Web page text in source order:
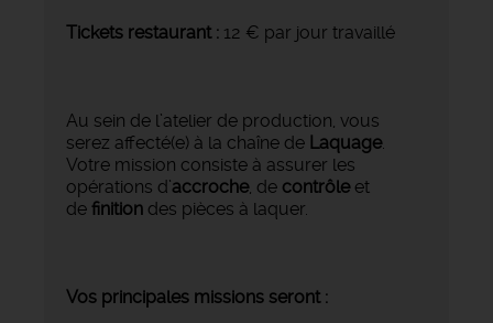
Tickets restaurant : 12 € par jour travaillé
Au sein de l’atelier de production, vous
serez affecté(e) à la chaîne de Laquage.
Votre mission consiste à assurer les
opérations d’accroche, de contrôleet
de finition des pièces à laquer.
Vos principales missions seront :